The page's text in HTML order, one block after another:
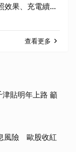
效果、充電續航
開箱實測心
查看更多
貼明年上路 籲
風險 歐股收紅